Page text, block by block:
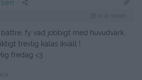
fy vad jobbigt med huvudvärk.
trevlig kalas ikväll !
fredag <3